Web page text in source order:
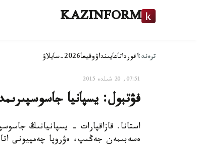
KAZINFORM
ترەند:اقورداتاعايىنداۋوقيعا2026-سايلاۋ
07:51, 20 شىلدە 2015
فۋتبول: يسپانيا
ەسەبىمەن جەڭىپ، ەۋروپا چەمپيونى